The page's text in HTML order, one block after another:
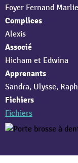
Foyer Fernand
Complices
Alexis
Associé
Hicham et Edwina
Apprenants
Sandra, Ulysse,
Fichiers
Fichiers